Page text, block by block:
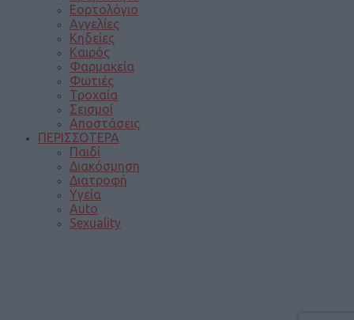
Εορτολόγιο
Αγγελίες
Κηδείες
Καιρός
Φαρμακεία
Φωτιές
Τροχαία
Σεισμοί
Αποστάσεις
ΠΕΡΙΣΣΟΤΕΡΑ
Παιδί
Διακόσμηση
Διατροφή
Υγεία
Auto
Sexuality